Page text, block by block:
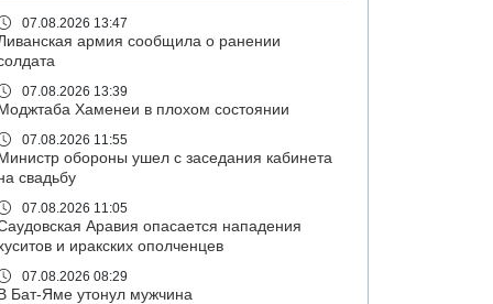
07.08.2026 13:47
армия сообщила о ранении
07.08.2026 13:39
Моджтаба Хаменеи в плохом состоянии
07.08.2026 11:55
Министр обороны ушел с заседания кабинета
свадьбу
07.08.2026 11:05
Аравия опасается нападения
и иракских ополченцев
07.08.2026 08:29
В Бат-Яме утонул мужчина